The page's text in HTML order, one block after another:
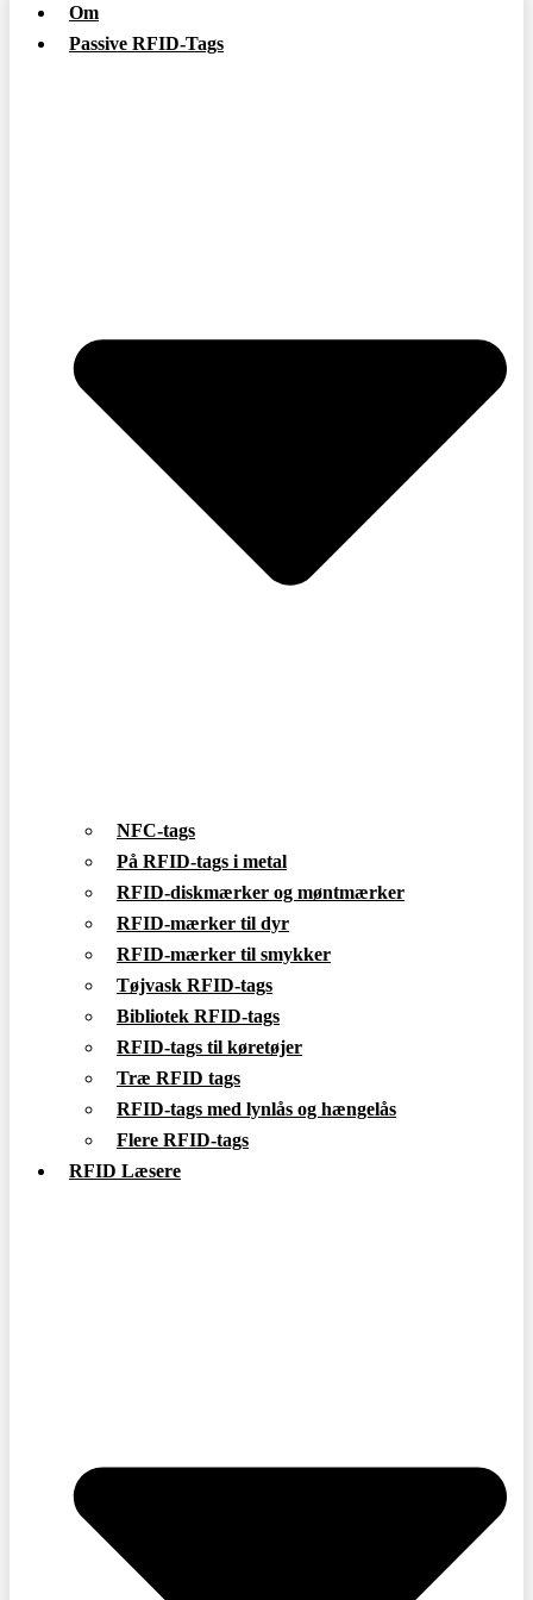
Om
Passive RFID-Tags
NFC-tags
På RFID-tags i metal
RFID-diskmærker og møntmærker
RFID-mærker til dyr
RFID-mærker til smykker
Tøjvask RFID-tags
Bibliotek RFID-tags
RFID-tags til køretøjer
Træ RFID tags
RFID-tags med lynlås og hængelås
Flere RFID-tags
RFID Læsere